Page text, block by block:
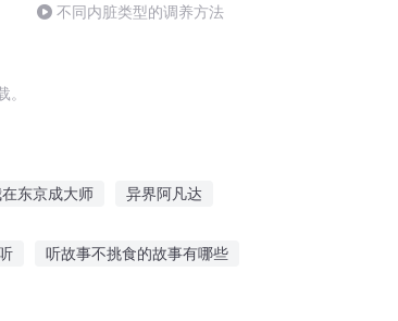
不同内脏类型的调养方法
东京成大师 异界阿凡达
听故事不挑食的故事有哪些